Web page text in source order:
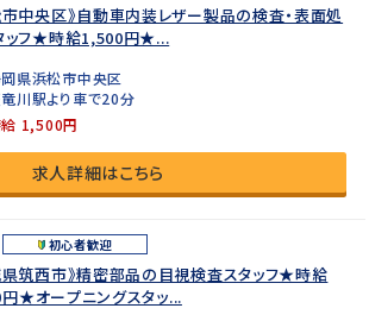
市中央区》自動車内装レザー製品の検査・表面処
ッフ★時給1,500円★...
県浜松市中央区
川駅より車で20分
1,500円
求人詳細はこちら
初心者歓迎
県筑西市》精密部品の目視検査スタッフ★時給
★オープニングスタッ...